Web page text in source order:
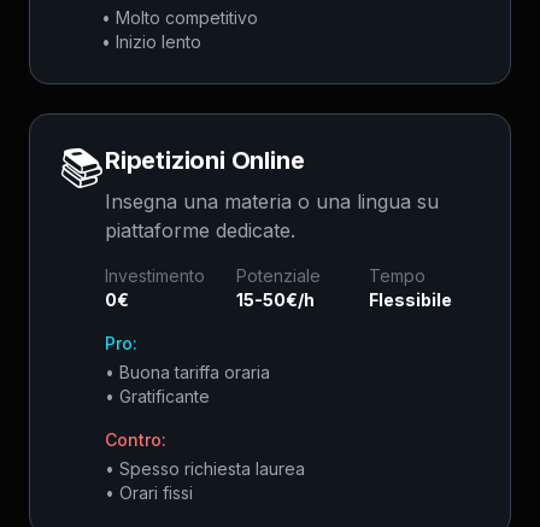
• Molto competitivo
• Inizio lento
📚Ripetizioni Online
Insegna una materia o una lingua su
piattaforme dedicate.
Investimento
0€
Potenziale
15-50€/h
Tempo
Flessibile
Pro:
• Buona tariffa oraria
• Gratificante
Contro:
• Spesso richiesta laurea
• Orari fissi